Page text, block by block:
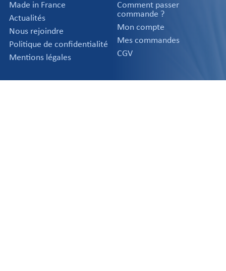
Made in France
Actualités
Nous rejoindre
Politique de confidentialité
Mentions légales
Comment passer
commande ?
Mon compte
Mes commandes
CGV